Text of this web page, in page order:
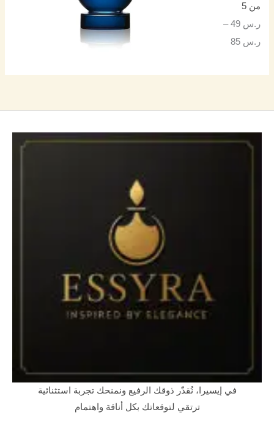
من 5
ر.س 49
–
ر.س 85
في إيسيرا، نُقدّر ذوقك الرفيع ونمنحك تجربة استثنائية
ترتقي لتوقعاتك بكل أناقة واهتمام